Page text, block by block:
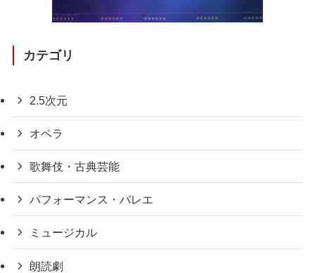
カテゴリ
2.5次元
オペラ
歌舞伎・古典芸能
パフォーマンス・バレエ
ミュージカル
朗読劇